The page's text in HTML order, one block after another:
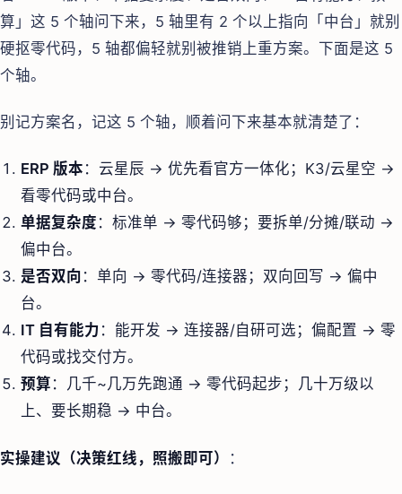
算」这 5 个轴问下来，5 轴里有 2 个以上指向「中台」就别
硬抠零代码，5 轴都偏轻就别被推销上重方案。下面是这 5
个轴。
别记方案名，记这 5 个轴，顺着问下来基本就清楚了：
ERP 版本 ：云星辰 → 优先看官方一体化；K3/云星空 →
看零代码或中台。
单据复杂度 ：标准单 → 零代码够；要拆单/分摊/联动 →
偏中台。
是否双向 ：单向 → 零代码/连接器；双向回写 → 偏中
台。
IT 自有能力 ：能开发 → 连接器/自研可选；偏配置 → 零
代码或找交付方。
预算 ：几千~几万先跑通 → 零代码起步；几十万级以
上、要长期稳 → 中台。
实操建议（决策红线，照搬即可） ：